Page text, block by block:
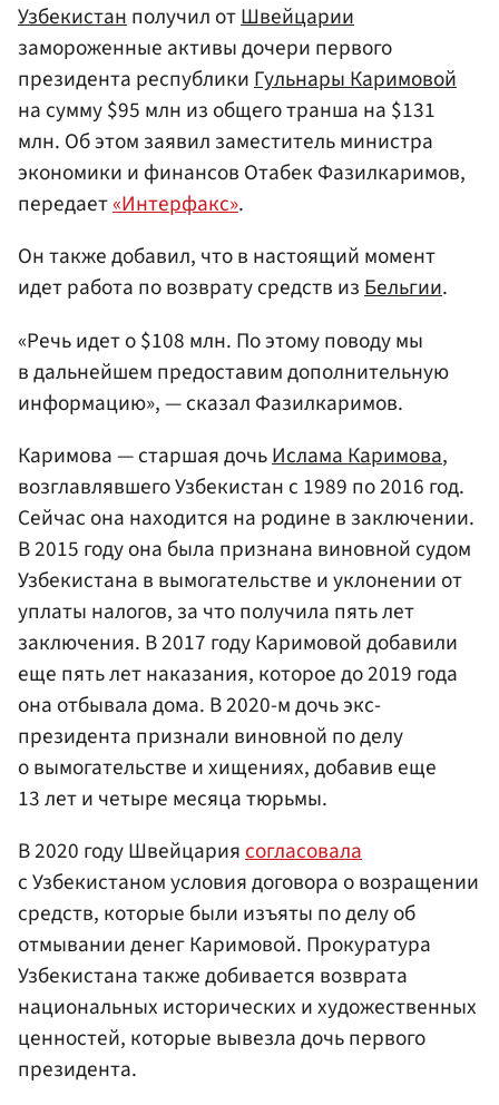
Узбекистанполучил отШвейцарии
замороженные активы дочери первого
президента республикиГульнары Каримовой
на сумму $95 млн из общего транша на $131
млн. Об этом заявил заместитель министра
экономики и финансов Отабек Фазилкаримов,
передает«Интерфакс».
Он также добавил, что в настоящий момент
идет работа по возврату средств изБельгии.
«Речь идет о $108 млн. По этому поводу мы
в дальнейшем предоставим дополнительную
информацию», — сказал Фазилкаримов.
Каримова — старшая дочьИслама Каримова,
возглавлявшего Узбекистан с 1989 по 2016 год.
Сейчас она находится на родине в заключении.
В 2015 году она была признана виновной судом
Узбекистана в вымогательстве и уклонении от
уплаты налогов, за что получила пять лет
заключения. В 2017 году Каримовой добавили
еще пять лет наказания, которое до 2019 года
она отбывала дома. В 2020-м дочь экс-
президента признали виновной по делу
о вымогательстве и хищениях, добавив еще
13 лет и четыре месяца тюрьмы.
В 2020 году Швейцариясогласовала
с Узбекистаном условия договора о возращении
средств, которые были изъяты по делу об
отмывании денег Каримовой. Прокуратура
Узбекистана также добивается возврата
национальных исторических и художественных
ценностей, которые вывезла дочь первого
президента.